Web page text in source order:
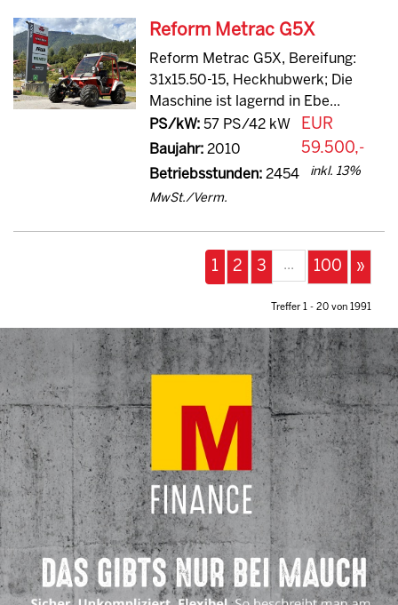
Reform Metrac G5X
Reform Metrac G5X, Bereifung:
31x15.50-15, Heckhubwerk; Die
Maschine ist lagernd in Ebe...
PS/kW:57 PS/42 kW
Baujahr:2010
Betriebsstunden:2454
EUR
59.500,-
inkl. 13%
MwSt./Verm.
1 2 3 ... 100 »
Treffer 1 - 20 von 1991